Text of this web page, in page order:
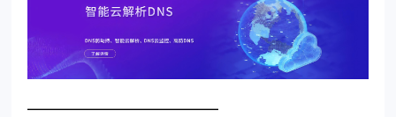
————————————